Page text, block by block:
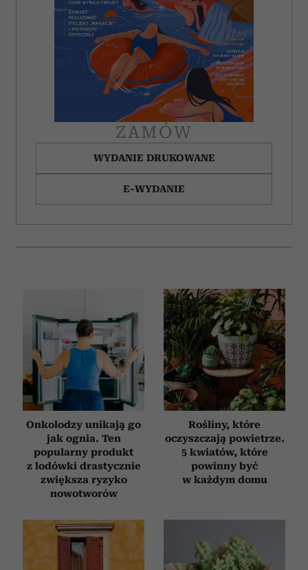
ZAMÓW
WYDANIE DRUKOWANE
E-WYDANIE
Onkolodzy unikają go
jak ognia. Ten
popularny produkt
z lodówki drastycznie
zwiększa ryzyko
nowotworów
Rośliny, które
oczyszczają powietrze.
5 kwiatów, które
powinny być
w każdym domu